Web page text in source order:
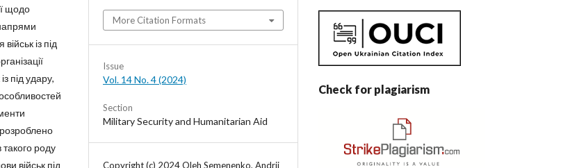
щодо
із під
під удару,
роду
військ під
More Citation Formats
Issue
Vol. 14 No. 4 (2024)
Section
Military Security and Humanitarian Aid
Copyright (c) 2024 Oleh Semenenko, Andrii
Check for plagiarism